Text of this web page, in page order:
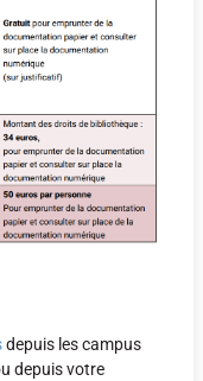
depuis les campus
depuis votre